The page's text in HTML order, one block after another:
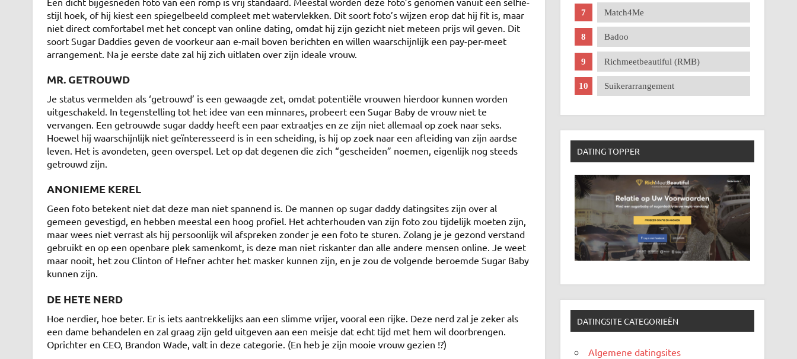
stijl hoek, of hij kiest een spiegelbeeld compleet met watervlekken. Dit soort foto’s wijzen erop dat hij fit is, maar
niet direct comfortabel met het concept van online dating, omdat hij zijn gezicht niet meteen prijs wil geven. Dit
soort Sugar Daddies geven de voorkeur aan e-mail boven berichten en willen waarschijnlijk een pay-per-meet
arrangement. Na je eerste date zal hij zich uitlaten over zijn ideale vrouw.
MR. GETROUWD
Je status vermelden als ‘getrouwd’ is een gewaagde zet, omdat potentiële vrouwen hierdoor kunnen worden
uitgeschakeld. In tegenstelling tot het idee van een minnares, probeert een Sugar Baby de vrouw niet te
vervangen. Een getrouwde sugar daddy heeft een paar extraatjes en ze zijn niet allemaal op zoek naar seks.
Hoewel hij waarschijnlijk niet geïnteresseerd is in een scheiding, is hij op zoek naar een afleiding van zijn aardse
leven. Het is avondeten, geen overspel. Let op dat degenen die zich “gescheiden” noemen, eigenlijk nog steeds
getrouwd zijn.
ANONIEME KEREL
Geen foto betekent niet dat deze man niet spannend is. De mannen op sugar daddy datingsites zijn over al
gemeen gevestigd, en hebben meestal een hoog profiel. Het achterhouden van zijn foto zou tijdelijk moeten zijn,
maar wees niet verrast als hij persoonlijk wil afspreken zonder je een foto te sturen. Zolang je je gezond verstand
gebruikt en op een openbare plek samenkomt, is deze man niet riskanter dan alle andere mensen online. Je weet
maar nooit, het zou Clinton of Hefner achter het masker kunnen zijn, en je zou de volgende beroemde Sugar Baby
kunnen zijn.
DE HETE NERD
Hoe nerdier, hoe beter. Er is iets aantrekkelijks aan een slimme vrijer, vooral een rijke. Deze nerd zal je zeker als
een dame behandelen en zal graag zijn geld uitgeven aan een meisje dat echt tijd met hem wil doorbrengen.
Oprichter en CEO, Brandon Wade, valt in deze categorie. (En heb je zijn mooie vrouw gezien !?)
Match4Me
Badoo
Richmeetbeautiful (RMB)
Suikerarrangement
DATING TOPPER
DATINGSITE CATEGORIEËN
Algemene datingsites